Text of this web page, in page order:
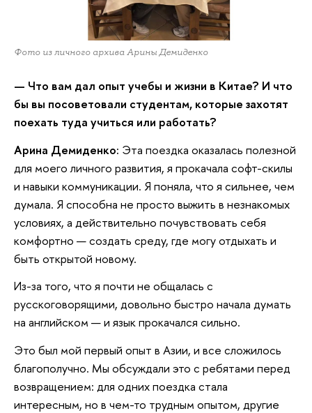
Фото из личного архива Арины Демиденко
— Что вам дал опыт учебы и жизни в Китае? И что
бы вы посоветовали студентам, которые захотят
поехать туда учиться или работать?
Арина Демиденко: Эта поездка оказалась полезной
для моего личного развития, я прокачала софт-скилы
и навыки коммуникации. Я поняла, что я сильнее, чем
думала. Я способна не просто выжить в незнакомых
условиях, а действительно почувствовать себя
комфортно — создать среду, где могу отдыхать и
быть открытой новому.
Из-за того, что я почти не общалась с
русскоговорящими, довольно быстро начала думать
на английском — и язык прокачался сильно.
Это был мой первый опыт в Азии, и все сложилось
благополучно. Мы обсуждали это с ребятами перед
возвращением: для одних поездка стала
интересным, но в чем-то трудным опытом, другие